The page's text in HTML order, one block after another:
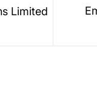
Limited